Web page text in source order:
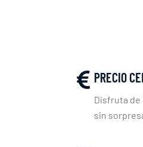
PRECIO
Disfruta
sin